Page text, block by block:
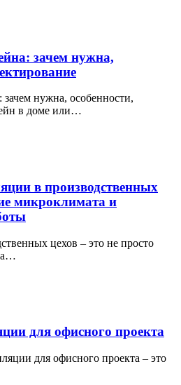
зачем нужна,
зачем нужна, особенности,
в доме или…
в производственных
микроклимата и
цехов – это не просто
а…
для офисного проекта
для офисного проекта – это